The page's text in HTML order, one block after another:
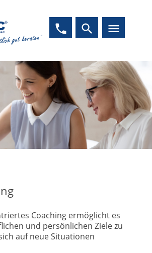
phone search menu
Coaching ermöglicht es
und persönlichen Ziele zu
auf neue Situationen